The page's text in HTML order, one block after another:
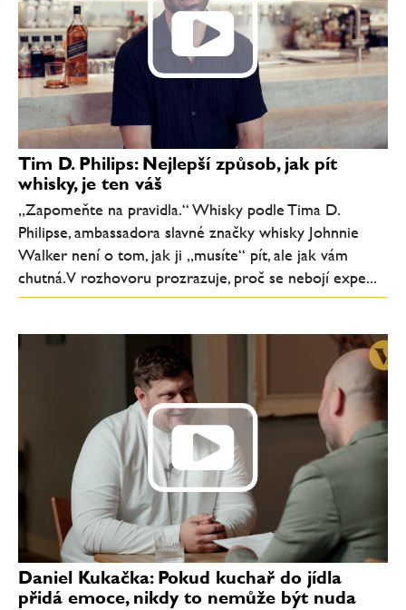
Tim D. Philips: Nejlepší způsob, jak pít
whisky, je ten váš
„Zapomeňte na pravidla.“ Whisky podle Tima D.
Philipse, ambassadora slavné značky whisky Johnnie
Walker není o tom, jak ji „musíte“ pít, ale jak vám
chutná. V rozhovoru prozrazuje, proč se nebojí expe...
Daniel Kukačka: Pokud kuchař do jídla
přidá emoce, nikdy to nemůže být nuda